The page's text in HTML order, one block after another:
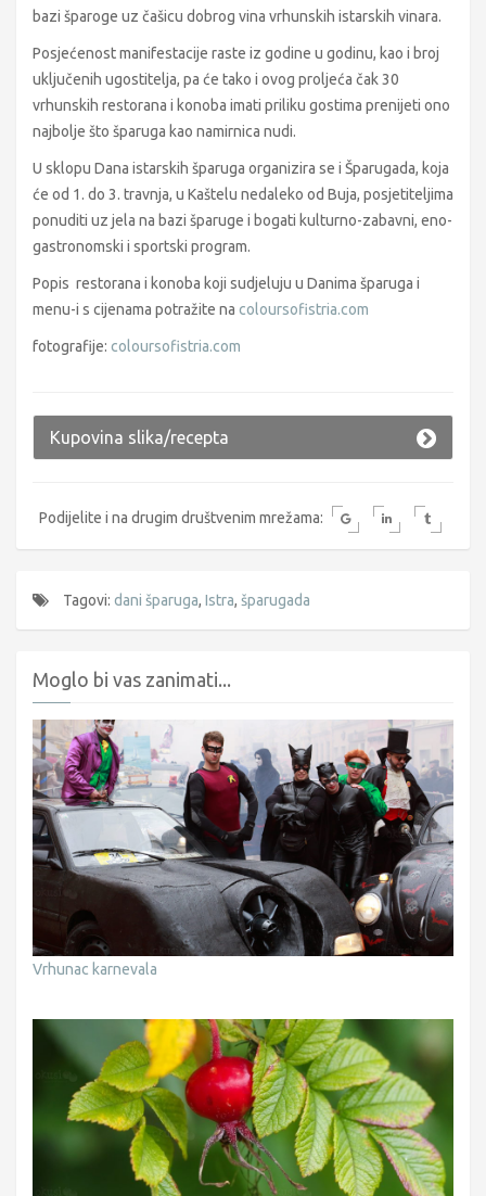
bazi šparoge uz čašicu dobrog vina vrhunskih istarskih vinara.
Posjećenost manifestacije raste iz godine u godinu, kao i broj
uključenih ugostitelja, pa će tako i ovog proljeća čak 30
vrhunskih restorana i konoba imati priliku gostima prenijeti ono
najbolje što šparuga kao namirnica nudi.
U sklopu Dana istarskih šparuga organizira se i Šparugada, koja
će od 1. do 3. travnja, u Kaštelu nedaleko od Buja, posjetiteljima
ponuditi uz jela na bazi šparuge i bogati kulturno-zabavni, eno-
gastronomski i sportski program.
Popis restorana i konoba koji sudjeluju u Danima šparuga i
menu-i s cijenama potražite na coloursofistria.com
fotografije: coloursofistria.com
Kupovina slika/recepta
Podijelite i na drugim društvenim mrežama:
Tagovi: dani šparuga, Istra, šparugada
Moglo bi vas zanimati...
Vrhunac karnevala